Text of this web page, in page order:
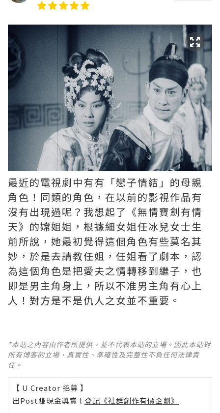
最近的電視劇中有有「戀子情結」的母親
角色！同類的角色，在以前的影視作品有
沒有出現過呢？我想起了《無情寶劍有情
天》的嫦姐姐，根據細女姐任冰兒女士生
前所說，她最初覺得這個角色有些莫名其
妙，於是去請教任姐，任姐看了劇本，認
為這個角色是把愛夫之情轉移到繼子，也
即是男主角身上，所以不准男主角有心上
人！對方是不是仇人之女並不重要。
*本站之內容由作者所提供，並不代表本站的立場。因此本站對
所有博客的立場、真實性、準確性及完整性不負任何法律責
任。
【 U Creator 招募 】
出Post賺現金獎賞 l 登記《社群創作有價企劃》